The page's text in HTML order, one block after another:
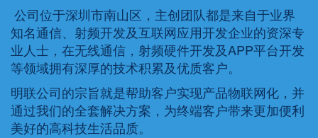
公司位于深圳市南山区，主创团队都是来自于业界
知名通信、射频开发及互联网应用开发企业的资深专
业人士，在无线通信，射频硬件开发及APP平台开发
等领域拥有深厚的技术积累及优质客户。
明联公司的宗旨就是帮助客户实现产品物联网化，并
通过我们的全套解决方案，为终端客户带来更加便利
美好的高科技生活品质。